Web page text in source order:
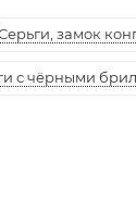
замок
с чёрными